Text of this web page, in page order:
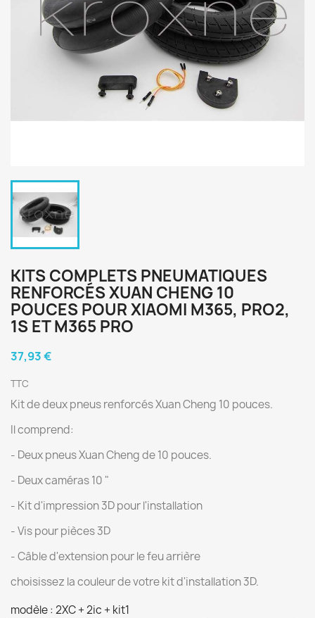
KITS COMPLETS PNEUMATIQUES
RENFORCÉS XUAN CHENG 10
POUCES POUR XIAOMI M365, PRO2,
1S ET M365 PRO
37,93 €
TTC
Kit de deux pneus renforcés Xuan Cheng 10 pouces.
Il comprend:
- Deux pneus Xuan Cheng de 10 pouces.
- Deux caméras 10 "
- Kit d'impression 3D pour l'installation
- Vis pour pièces 3D
- Câble d'extension pour le feu arrière
choisissez la couleur de votre kit d'installation 3D.
modèle : 2XC + 2ic + kit1